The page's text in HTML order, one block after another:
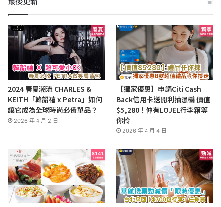
2024 春夏潮流 CHARLES &
KEITH「韓韶禧 x Petra」如何
讓它成為全球時尚必備單品？
2026 年 4 月 2 日
【獨家優惠】申請Citi Cash
Back信用卡送開利抽濕機 價值
$5,280！仲有LOJEL行李箱等
你拎
2026 年 4 月 4 日